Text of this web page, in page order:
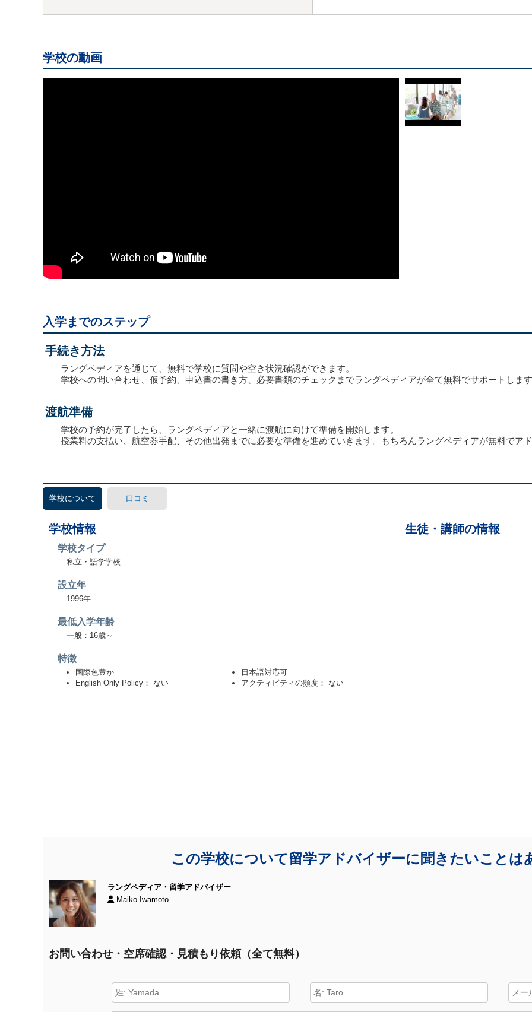
学校の動画
入学までのステップ
手続き方法
ラングペディアを通じて、無料で学校に質問や空き状況確認ができます。
学校への問い合わせ、仮予約、申込書の書き方、必要書類のチェックまでラングペディアが全て無料でサポートします
渡航準備
学校の予約が完了したら、ラングペディアと一緒に渡航に向けて準備を開始します。
授業料の支払い、航空券手配、その他出発までに必要な準備を進めていきます。もちろんラングペディアが無料でア
学校について 口コミ
学校情報
学校タイプ
私立・語学学校
設立年
1996年
最低入学年齢
一般：16歳～
特徴
国際色豊か
日本語対応可
English Only Policy： ない
アクティビティの頻度： ない
生徒・講師の情報
この学校について留学アドバイザーに聞きたいことは
ラングペディア・留学アドバイザー
Maiko Iwamoto
お問い合わせ・空席確認・見積もり依頼（全て無料）